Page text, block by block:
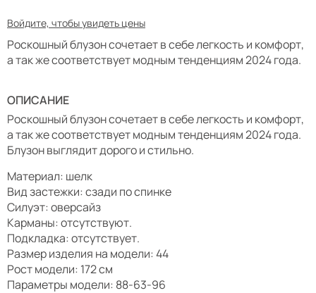
Войдите, чтобы увидеть цены
Роскошный блузон сочетает в себе легкость и комфорт,
а так же соответствует модным тенденциям 2024 года.
ОПИСАНИЕ
Роскошный блузон сочетает в себе легкость и комфорт,
а так же соответствует модным тенденциям 2024 года.
Блузон выглядит дорого и стильно.
Материал: шелк
Вид застежки: сзади по спинке
Силуэт: оверсайз
Карманы: отсутствуют.
Подкладка: отсутствует.
Размер изделия на модели: 44
Рост модели: 172 см
Параметры модели: 88-63-96